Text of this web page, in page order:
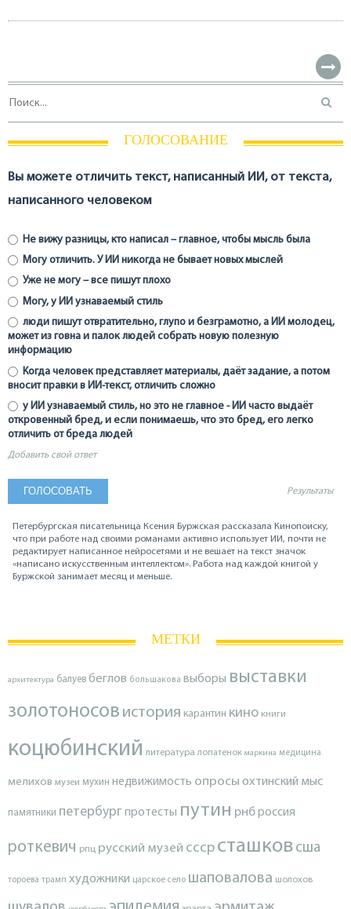
ГОЛОСОВАНИЕ
Вы можете отличить текст, написанный ИИ, от текста,
написанного человеком
Не вижу разницы, кто написал – главное, чтобы мысль была
Могу отличить. У ИИ никогда не бывает новых мыслей
Уже не могу – все пишут плохо
Могу, у ИИ узнаваемый стиль
люди пишут отвратительно, глупо и безграмотно, а ИИ молодец,
может из говна и палок людей собрать новую полезную
информацию
Когда человек представляет материалы, даёт задание, а потом
вносит правки в ИИ-текст, отличить сложно
у ИИ узнаваемый стиль, но это не главное - ИИ часто выдаёт
откровенный бред, и если понимаешь, что это бред, его легко
отличить от бреда людей
Добавить свой ответ
Результаты
Петербургская писательница Ксения Буржская рассказала Кинопоиску,
что при работе над своими романами активно использует ИИ, почти не
редактирует написанное нейросетями и не вешает на текст значок
«написано искусственным интеллектом». Работа над каждой книгой у
Буржской занимает месяц и меньше.
МЕТКИ
архитектура балуев беглов большакова выборы выставки
золотоносов история карантин кино книги
коцюбинский литература лопатенок маркина медицина
мелихов музеи мухин недвижимость опросы охтинский мыс
памятники петербургпротесты путин рнброссия
роткевич рпц русский музей ссср сташков сша
тороева трамп художники царское село шаповалова шолохов